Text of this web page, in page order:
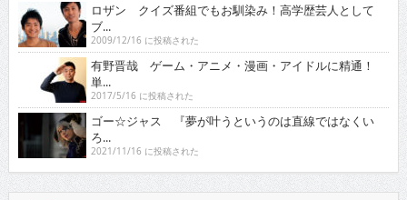
ロザン クイズ番組でもお馴染み！高学歴芸人として
ブ...
2009/12/16 に投稿された
有野晋哉 ゲーム・アニメ・漫画・アイドルに精通！
単...
2017/5/16 に投稿された
ゴー☆ジャス 『夢が叶うというのは直線ではなくい
ろ...
2021/11/16 に投稿された